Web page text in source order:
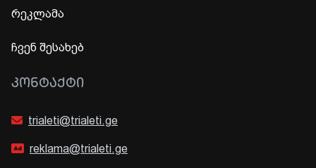
რეკლამა
ჩვენ შესახებ
ᲙᲝᲜᲢᲐᲥᲢᲘ
trialeti@trialeti.ge
reklama@trialeti.ge